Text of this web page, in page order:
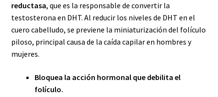
reductasa, que es la responsable de convertir la
testosterona en DHT. Al reducir los niveles de DHT en el
cuero cabelludo, se previene la miniaturización del folículo
piloso, principal causa de la caída capilar en hombres y
mujeres.
Bloquea la acción hormonal que debilita el
folículo.